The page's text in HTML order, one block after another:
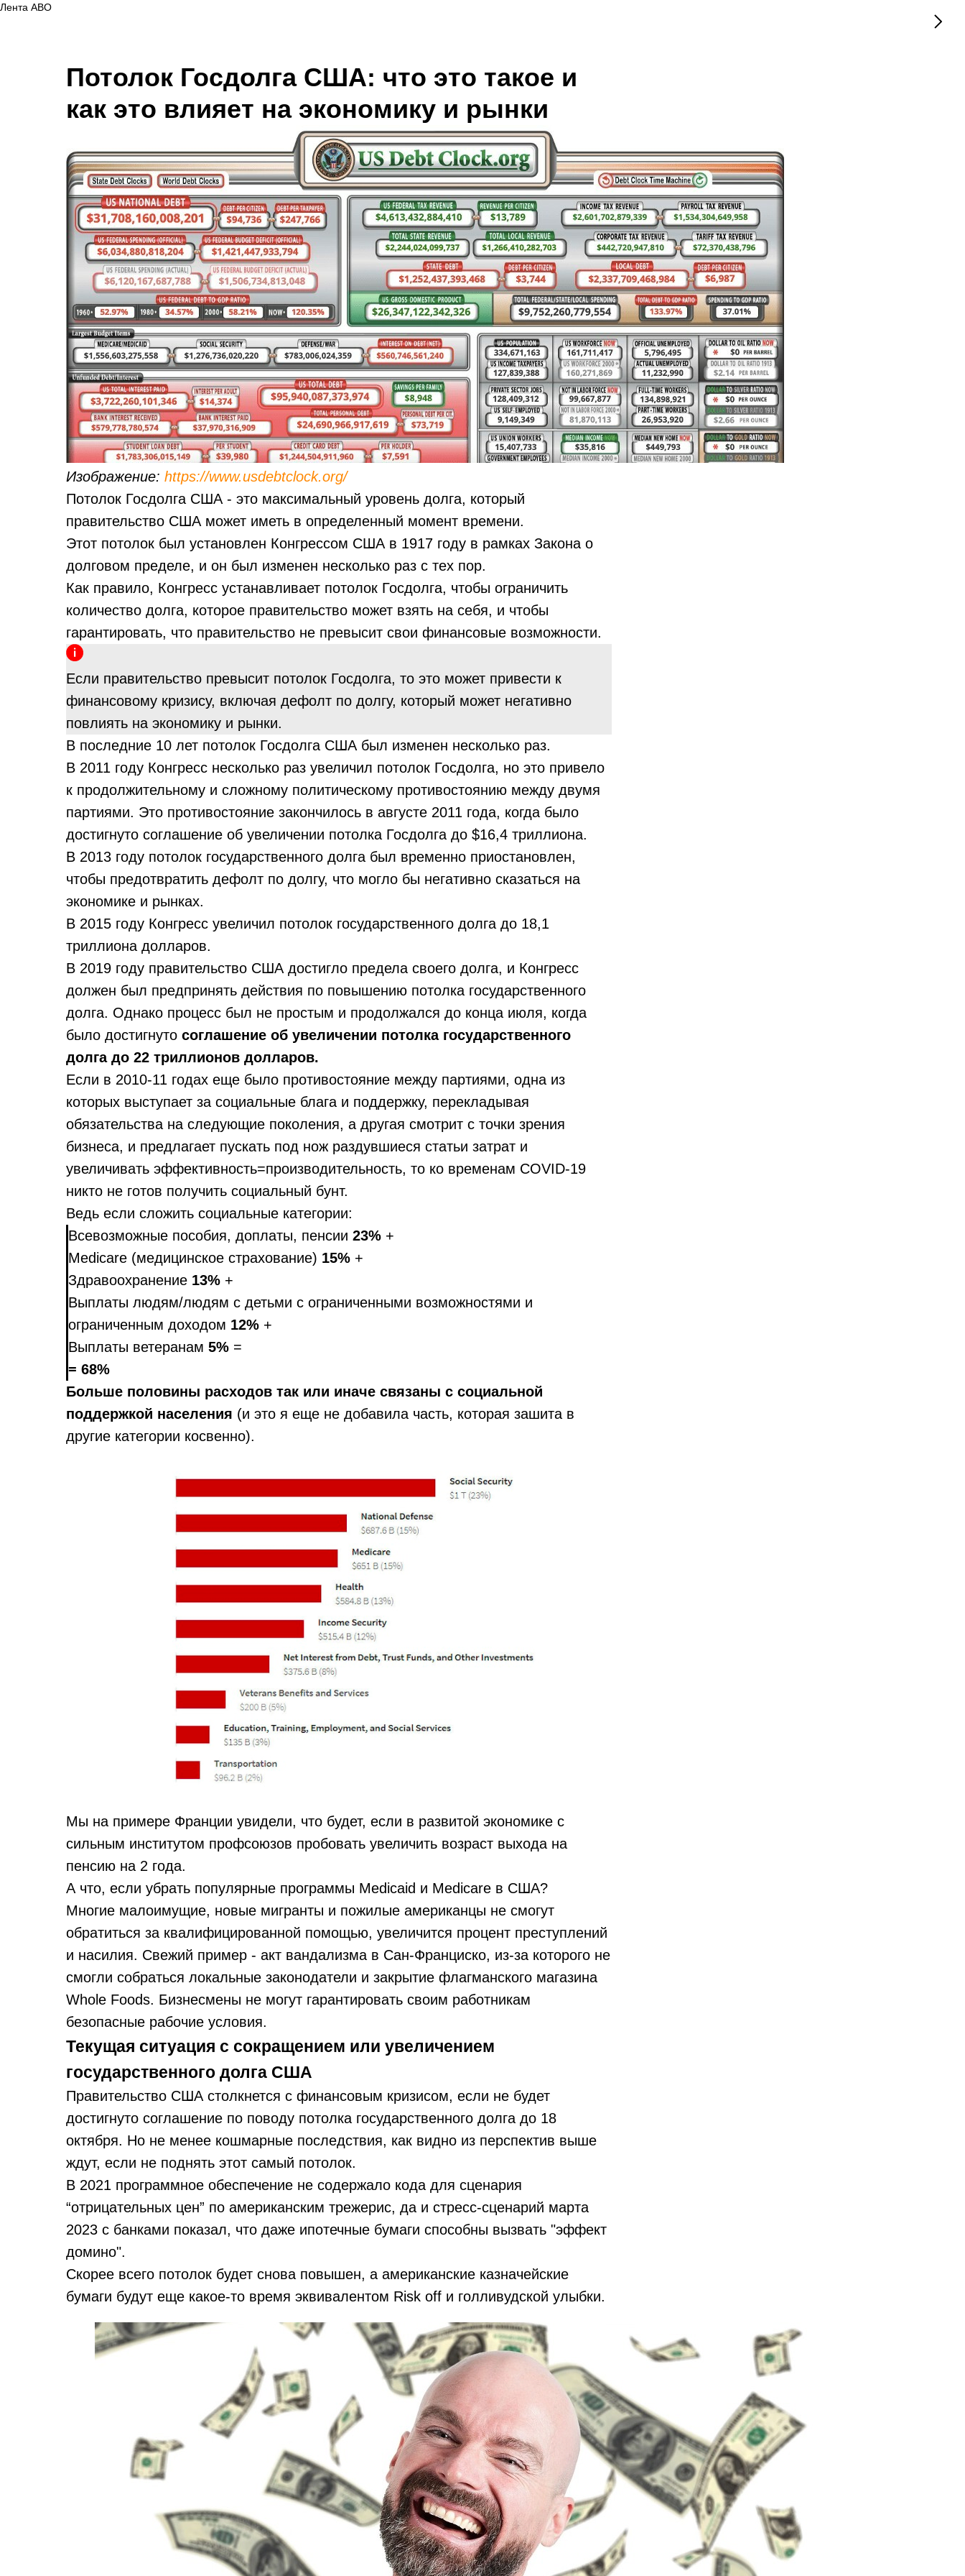
Лента АВО
Потолок Госдолга США: что это такое и
как это влияет на экономику и рынки
Изображение: https://www.usdebtclock.org/
Потолок Госдолга США - это максимальный уровень долга, который
правительство США может иметь в определенный момент времени.
Этот потолок был установлен Конгрессом США в 1917 году в рамках Закона о
долговом пределе, и он был изменен несколько раз с тех пор.
Как правило, Конгресс устанавливает потолок Госдолга, чтобы ограничить
количество долга, которое правительство может взять на себя, и чтобы
гарантировать, что правительство не превысит свои финансовые возможности.
Если правительство превысит потолок Госдолга, то это может привести к
финансовому кризису, включая дефолт по долгу, который может негативно
повлиять на экономику и рынки.
В последние 10 лет потолок Госдолга США был изменен несколько раз.
В 2011 году Конгресс несколько раз увеличил потолок Госдолга, но это привело
к продолжительному и сложному политическому противостоянию между двумя
партиями. Это противостояние закончилось в августе 2011 года, когда было
достигнуто соглашение об увеличении потолка Госдолга до $16,4 триллиона.
В 2013 году потолок государственного долга был временно приостановлен,
чтобы предотвратить дефолт по долгу, что могло бы негативно сказаться на
экономике и рынках.
В 2015 году Конгресс увеличил потолок государственного долга до 18,1
триллиона долларов.
В 2019 году правительство США достигло предела своего долга, и Конгресс
должен был предпринять действия по повышению потолка государственного
долга. Однако процесс был не простым и продолжался до конца июля, когда
было достигнуто соглашение об увеличении потолка государственного
долга до 22 триллионов долларов.
Если в 2010-11 годах еще было противостояние между партиями, одна из
которых выступает за социальные блага и поддержку, перекладывая
обязательства на следующие поколения, а другая смотрит с точки зрения
бизнеса, и предлагает пускать под нож раздувшиеся статьи затрат и
увеличивать эффективность=производительность, то ко временам COVID-19
никто не готов получить социальный бунт.
Ведь если сложить социальные категории:
Всевозможные пособия, доплаты, пенсии 23% +
Medicare (медицинское страхование) 15% +
Здравоохранение 13% +
Выплаты людям/людям с детьми с ограниченными возможностями и
ограниченным доходом 12% +
Выплаты ветеранам 5% =
= 68%
Больше половины расходов так или иначе связаны с социальной
поддержкой населения (и это я еще не добавила часть, которая зашита в
другие категории косвенно).
Мы на примере Франции увидели, что будет, если в развитой экономике с
сильным институтом профсоюзов пробовать увеличить возраст выхода на
пенсию на 2 года.
А что, если убрать популярные программы Medicaid и Medicare в США?
Многие малоимущие, новые мигранты и пожилые американцы не смогут
обратиться за квалифицированной помощью, увеличится процент преступлений
и насилия. Свежий пример - акт вандализма в Сан-Франциско, из-за которого не
смогли собраться локальные законодатели и закрытие флагманского магазина
Whole Foods. Бизнесмены не могут гарантировать своим работникам
безопасные рабочие условия.
Текущая ситуация с сокращением или увеличением
государственного долга США
Правительство США столкнется с финансовым кризисом, если не будет
достигнуто соглашение по поводу потолка государственного долга до 18
октября. Но не менее кошмарные последствия, как видно из перспектив выше
ждут, если не поднять этот самый потолок.
В 2021 программное обеспечение не содержало кода для сценария
“отрицательных цен” по американским трежерис, да и стресс-сценарий марта
2023 с банками показал, что даже ипотечные бумаги способны вызвать "эффект
домино".
Скорее всего потолок будет снова повышен, а американские казначейские
бумаги будут еще какое-то время эквивалентом Risk off и голливудской улыбки.